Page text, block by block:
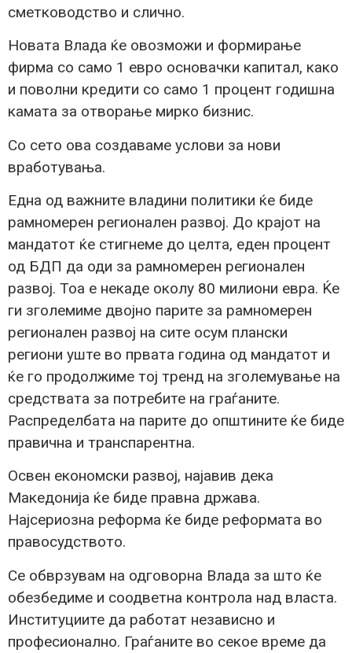
сметководство и слично.
Новата Влада ќе овозможи и формирање
фирма со само 1 евро основачки капитал, како
и поволни кредити со само 1 процент годишна
камата за отворање мирко бизнис.
Со сето ова создаваме услови за нови
вработувања.
Една од важните владини политики ќе биде
рамномерен регионален развој. До крајот на
мандатот ќе стигнеме до целта, еден процент
од БДП да оди за рамномерен регионален
развој. Тоа е некаде околу 80 милиони евра. Ќе
ги зголемиме двојно парите за рамномерен
регионален развој на сите осум плански
региони уште во првата година од мандатот и
ќе го продолжиме тој тренд на зголемување на
средствата за потребите на граѓаните.
Распределбата на парите до општините ќе биде
правична и транспарентна.
Освен економски развој, најавив дека
Македонија ќе биде правна држава.
Најсериозна реформа ќе биде реформата во
правосудството.
Се обврзувам на одговорна Влада за што ќе
обезбедиме и соодветна контрола над власта.
Институциите да работат независно и
професионално. Граѓаните во секое време да